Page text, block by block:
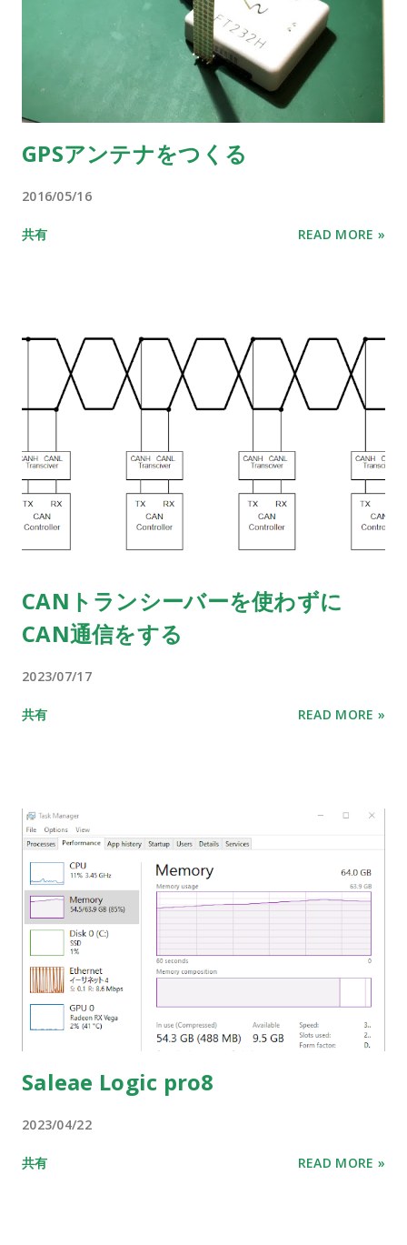
GPSアンテナをつくる
2016/05/16
共有 READ MORE »
CANトランシーバーを使わずに
CAN通信をする
2023/07/17
共有 READ MORE »
Saleae Logic pro8
2023/04/22
共有 READ MORE »